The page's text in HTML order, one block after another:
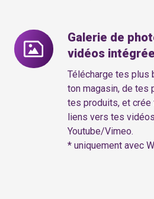
rubrique
«Team»*
Galerie de
vidéos
Télécharge tes plus
ton magasin, de tes
tes produits, et
liens vers tes vidéos
Youtube/Vimeo.
* uniquement avec
Galerie
de
photos